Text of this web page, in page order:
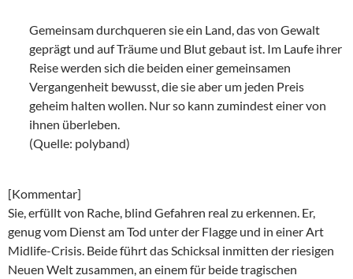
Gemeinsam durchqueren sie ein Land, das von Gewalt
geprägt und auf Träume und Blut gebaut ist. Im Laufe ihrer
Reise werden sich die beiden einer gemeinsamen
Vergangenheit bewusst, die sie aber um jeden Preis
geheim halten wollen. Nur so kann zumindest einer von
ihnen überleben.
(Quelle: polyband)
[Kommentar]
Sie, erfüllt von Rache, blind Gefahren real zu erkennen. Er,
genug vom Dienst am Tod unter der Flagge und in einer Art
Midlife-Crisis. Beide führt das Schicksal inmitten der riesigen
Neuen Welt zusammen, an einem für beide tragischen